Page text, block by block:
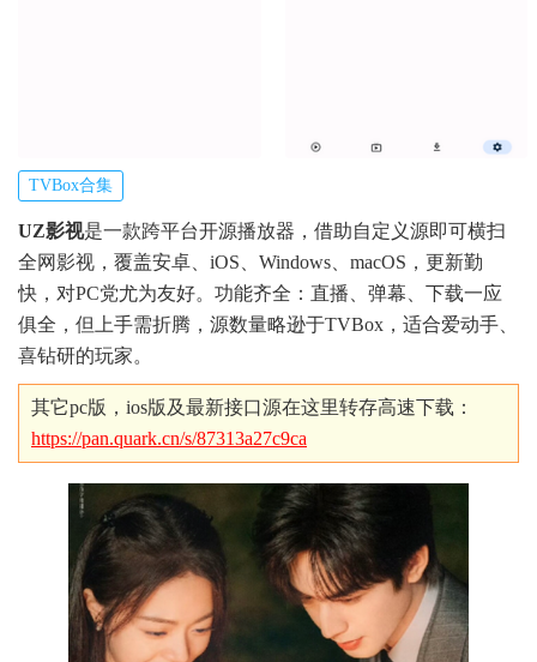
TVBox合集
UZ影视是一款跨平台开源播放器，借助自定义源即可横扫
全网影视，覆盖安卓、iOS、Windows、macOS，更新勤
快，对PC党尤为友好。功能齐全：直播、弹幕、下载一应
俱全，但上手需折腾，源数量略逊于TVBox，适合爱动手、
喜钻研的玩家。
其它pc版，ios版及最新接口源在这里转存高速下载：
https://pan.quark.cn/s/87313a27c9ca